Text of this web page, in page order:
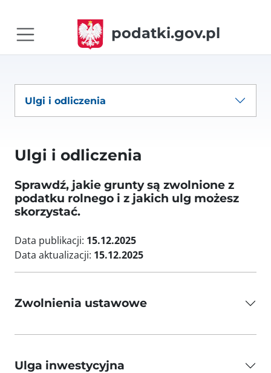
podatki.gov.pl
Ulgi i odliczenia
Ulgi i odliczenia
Sprawdź, jakie grunty są zwolnione z
podatku rolnego i z jakich ulg możesz
skorzystać.
Data publikacji: 15.12.2025
Data aktualizacji: 15.12.2025
Zwolnienia ustawowe
Ulga inwestycyjna